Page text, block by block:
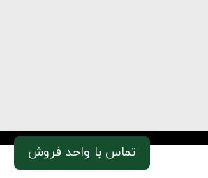
تماس با واحد فروش